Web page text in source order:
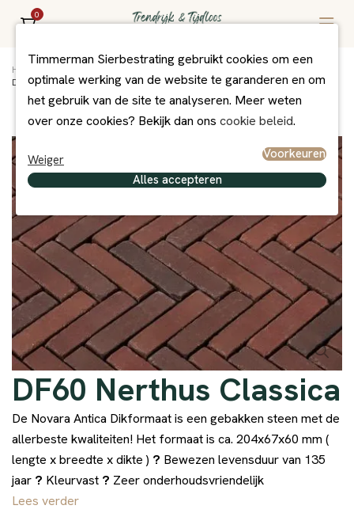
0
Home Gebakken Bestrating Getrommeld
DF60 Nerthus Classica
DF60 Nerthus Classica
De Novara Antica Dikformaat is een gebakken steen met de
allerbeste kwaliteiten! Het formaat is ca. 204x67x60 mm (
lengte x breedte x dikte ) ? Bewezen levensduur van 135
jaar ? Kleurvast ? Zeer onderhoudsvriendelijk
Lees verder
Timmerman Sierbestrating gebruikt cookies om een
optimale werking van de website te garanderen en om
het gebruik van de site te analyseren. Meer weten
over onze cookies? Bekijk dan ons cookie beleid.
Weiger
Voorkeuren
Alles accepteren